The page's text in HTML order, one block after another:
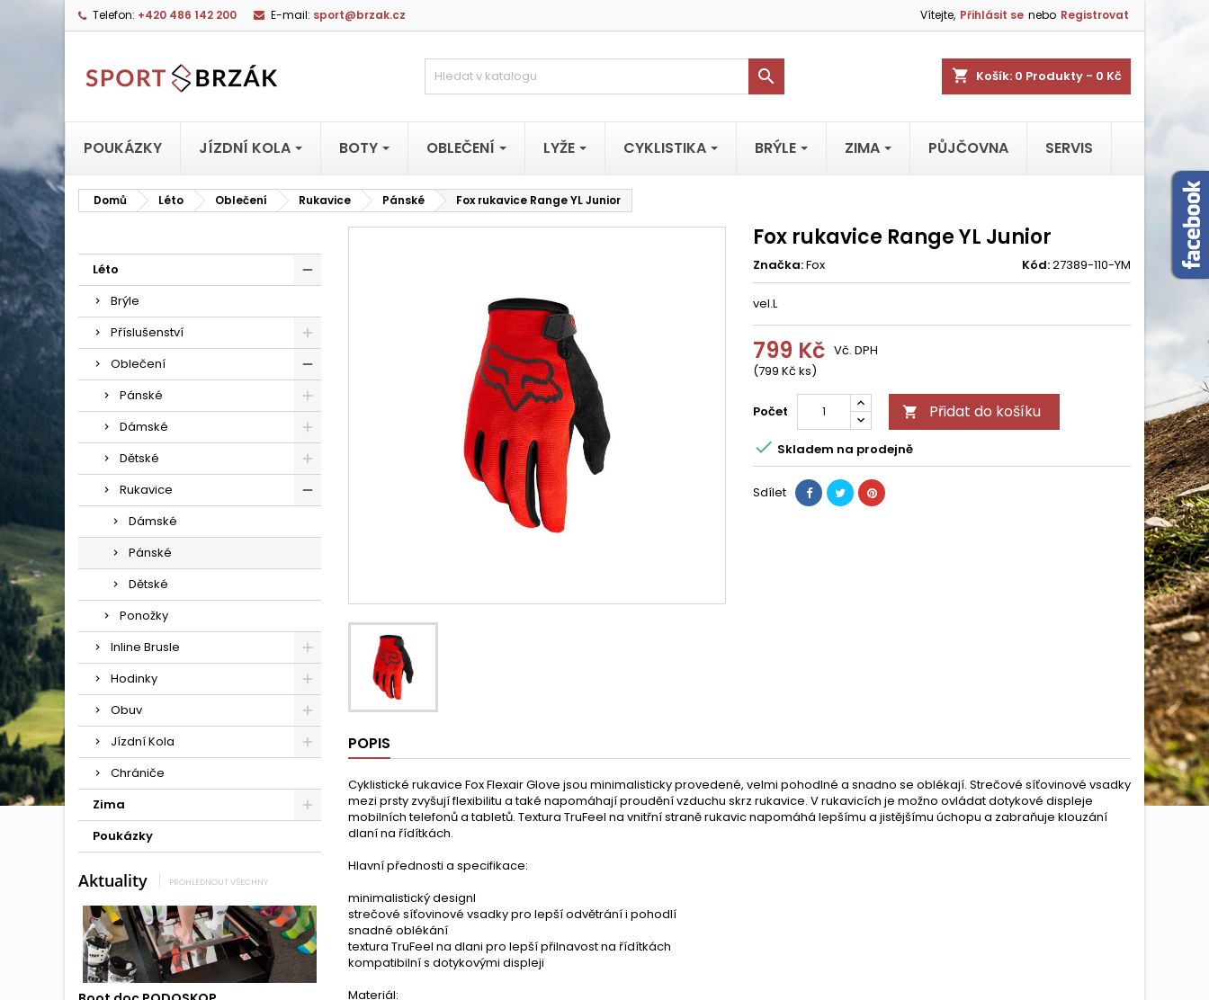
Telefon: +420 486 142 200 E-mail: sport@brzak.cz Vítejte, Přihlásit se nebo Registrovat
shopping_cart Košík: 0 Produkty - 0 Kč

POUKÁZKY JÍZDNÍ KOLA BOTY OBLEČENÍ LYŽE CYKLISTIKA BRÝLE ZIMA PŮJČOVNA SERVIS
Domů Léto Oblečení Rukavice Pánské Fox rukavice Range YL Junior
Léto
Brýle
Příslušenství
Oblečení
Pánské
Dámské
Dětské
Rukavice
Dámské
Pánské
Dětské
Ponožky
Inline Brusle
Hodinky
Obuv
Jízdní Kola
Chrániče
Zima
Poukázky
Aktuality PROHLÉDNOUT VŠECHNY
Fox rukavice Range YL Junior
Značka:Fox Kód:27389-110-YM
vel.L
799 Kč
(799 Kč ks)
Vč. DPH
Počet  Přidat do košíku
 Skladem na prodejně
Sdílet
POPIS
Cyklistické rukavice Fox Flexair Glove jsou minimalisticky provedené, velmi pohodlné a snadno se oblékají. Strečové síťovinové vsadky
mezi prsty zvyšují flexibilitu a také napomáhají proudění vzduchu skrz rukavice. V rukavicích je možno ovládat dotykové displeje
mobilních telefonů a tabletů. Textura TruFeel na vnitřní straně rukavic napomáhá lepšímu a jistějšímu úchopu a zabraňuje klouzání
dlaní na řídítkách.
Hlavní přednosti a specifikace:
minimalistický designl
strečové síťovinové vsadky pro lepší odvětrání i pohodlí
snadné oblékání
textura TruFeel na dlani pro lepší přilnavost na řídítkách
kompatibilní s dotykovými displeji
Materiál: